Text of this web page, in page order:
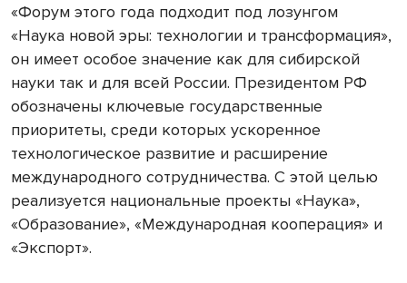
«Форум этого года подходит под лозунгом
«Наука новой эры: технологии и трансформация»,
он имеет особое значение как для сибирской
науки так и для всей России. Президентом РФ
обозначены ключевые государственные
приоритеты, среди которых ускоренное
технологическое развитие и расширение
международного сотрудничества. С этой целью
реализуется национальные проекты «Наука»,
«Образование», «Международная кооперация» и
«Экспорт».